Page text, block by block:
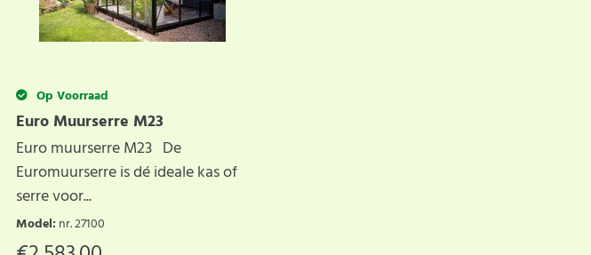
Op Voorraad
Euro Muurserre M23
Euro muurserre M23 De
Euromuurserre is dé ideale kas of
serre voor...
Model: nr. 27100